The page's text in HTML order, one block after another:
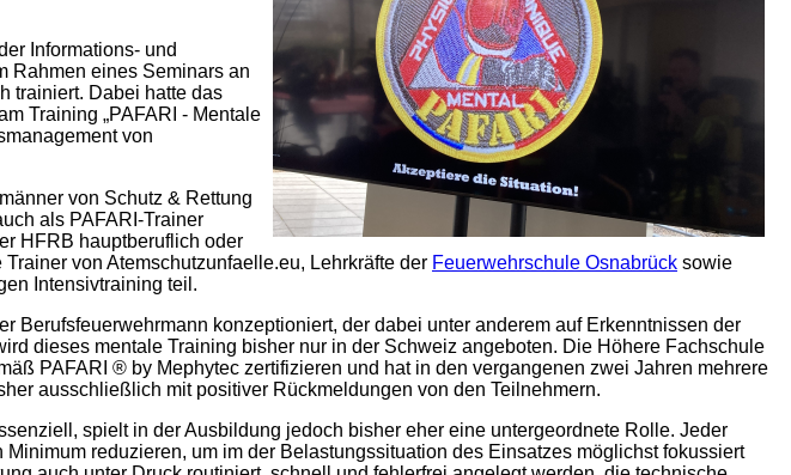
Informations- und
Rahmen eines Seminars an
trainiert. Dabei hatte das
Training „PAFARI - Mentale
von
von Schutz & Rettung
als PAFARI-Trainer
HFRB hauptberuflich oder
von Atemschutzunfaelle.eu, Lehrkräfte der Feuerwehrschule Osnabrück sowie
Intensivtraining teil.
Berufsfeuerwehrmann konzeptioniert, der dabei unter anderem auf Erkenntnissen der
dieses mentale Training bisher nur in der Schweiz angeboten. Die Höhere Fachschule
PAFARI ® by Mephytec zertifizieren und hat in den vergangenen zwei Jahren mehrere
ausschließlich mit positiver Rückmeldungen von den Teilnehmern.
spielt in der Ausbildung jedoch bisher eher eine untergeordnete Rolle. Jeder
reduzieren, um im der Belastungssituation des Einsatzes möglichst fokussiert